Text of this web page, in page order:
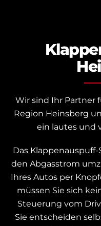
Wir sind Ihr Partner
Region Heinsberg
ein lautes und
Das
den Abgasstrom
Ihres Autos per
müssen Sie sich
Steuerung vom
Sie entscheiden